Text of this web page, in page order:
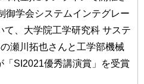
御学会システムインテグレー
て、大学院工学研究科 サステ
瀬川拓也さんと工学部機械
「SI2021優秀講演賞」を受賞